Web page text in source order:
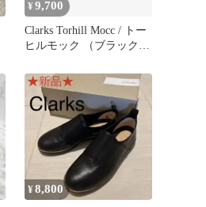
¥9,700
Clarks Torhill Mocc / トー
ヒルモック （ブラック）
¥8,800